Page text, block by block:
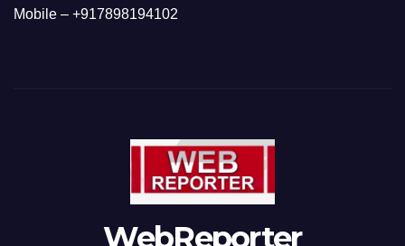
Mobile – +917898194102
WebReporter